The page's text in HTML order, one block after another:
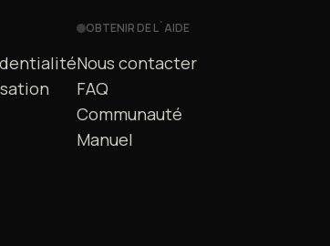
OBTENIR DE L`AIDE
Nous contacter
FAQ
Communauté
Manuel